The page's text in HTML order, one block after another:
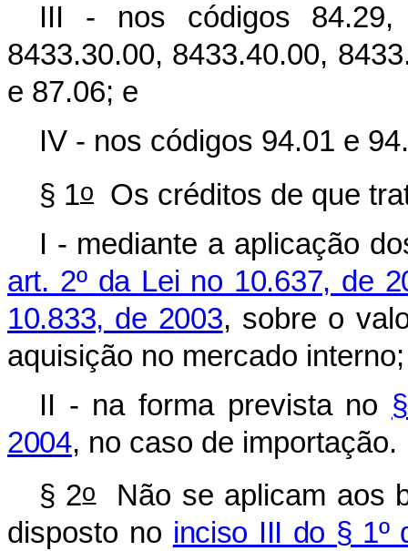
III - nos códigos 84.29,
8433.30.00, 8433.40.00,
e 87.06; e
IV - nos códigos 94.01 e
§ 1o
Os créditos de que
I - mediante a aplicação
art. 2º da Lei no 10.637, de
10.833, de 2003, sobre o
aquisição no mercado
II - na forma prevista no
2004, no caso de importação.
§ 2oNão se aplicam aos
disposto no inciso III do § 1º